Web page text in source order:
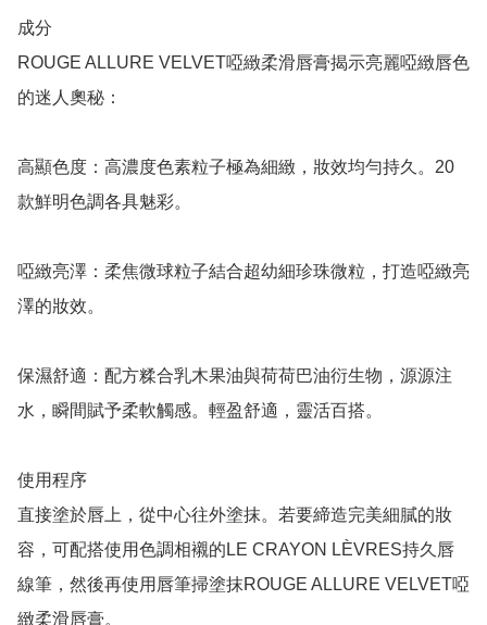
成分
ROUGE ALLURE VELVET啞緻柔滑唇膏揭示亮麗啞緻唇色
的迷人奧秘：
高顯色度：高濃度色素粒子極為細緻，妝效均勻持久。20
款鮮明色調各具魅彩。
啞緻亮澤：柔焦微球粒子結合超幼細珍珠微粒，打造啞緻亮
澤的妝效。
保濕舒適：配方糅合乳木果油與荷荷巴油衍生物，源源注
水，瞬間賦予柔軟觸感。輕盈舒適，靈活百搭。
使用程序
直接塗於唇上，從中心往外塗抹。若要締造完美細膩的妝
容，可配搭使用色調相襯的LE CRAYON LÈVRES持久唇
線筆，然後再使用唇筆掃塗抹ROUGE ALLURE VELVET啞
緻柔滑唇膏。